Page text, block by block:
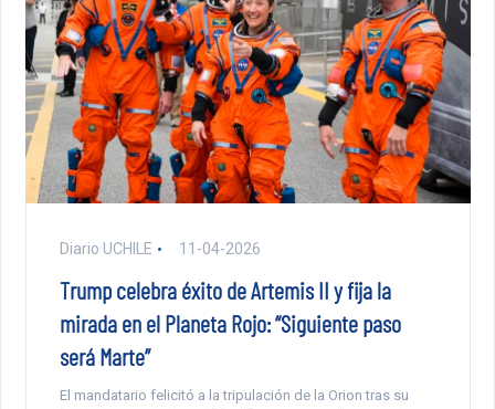
Diario UCHILE 11-04-2026
Trump celebra éxito de Artemis II y fija la
mirada en el Planeta Rojo: “Siguiente paso
será Marte”
El mandatario felicitó a la tripulación de la Orion tras su